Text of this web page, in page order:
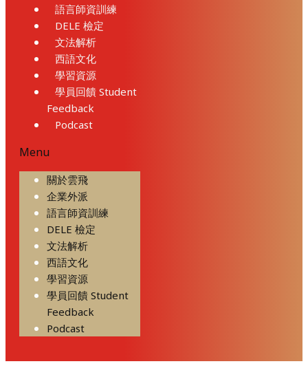
語言師資訓練
DELE 檢定
文法解析
西語文化
學習資源
學員回饋 Student
Feedback
Podcast
Menu
關於雲飛
企業外派
語言師資訓練
DELE 檢定
文法解析
西語文化
學習資源
學員回饋 Student
Feedback
Podcast